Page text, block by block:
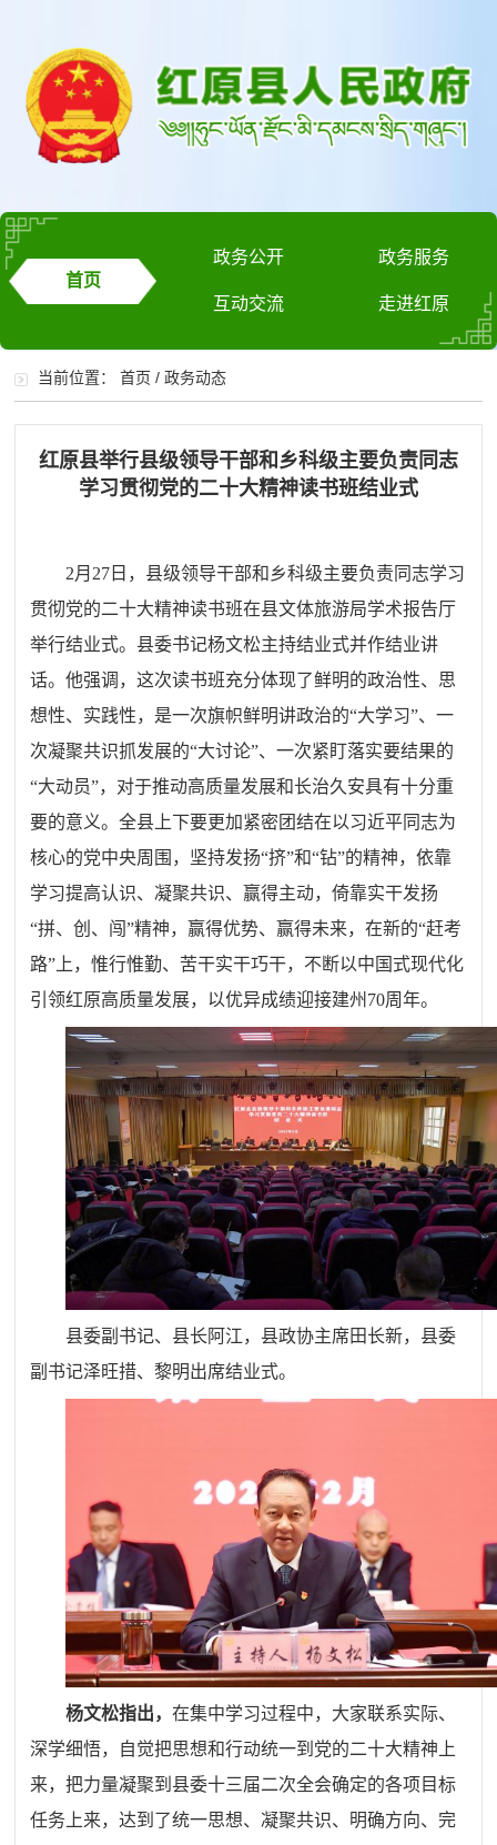
首页
政务公开 政务服务
互动交流 走进红原
当前位置：首页 /政务动态
红原县举行县级领导干部和乡科级主要负责同志
学习贯彻党的二十大精神读书班结业式
2月27日，县级领导干部和乡科级主要负责同志学习
贯彻党的二十大精神读书班在县文体旅游局学术报告厅
举行结业式。县委书记杨文松主持结业式并作结业讲
话。他强调，这次读书班充分体现了鲜明的政治性、思
想性、实践性，是一次旗帜鲜明讲政治的“大学习”、一
次凝聚共识抓发展的“大讨论”、一次紧盯落实要结果的
“大动员”，对于推动高质量发展和长治久安具有十分重
要的意义。全县上下要更加紧密团结在以习近平同志为
核心的党中央周围，坚持发扬“挤”和“钻”的精神，依靠
学习提高认识、凝聚共识、赢得主动，倚靠实干发扬
“拼、创、闯”精神，赢得优势、赢得未来，在新的“赶考
路”上，惟行惟勤、苦干实干巧干，不断以中国式现代化
引领红原高质量发展，以优异成绩迎接建州70周年。
县委副书记、县长阿江，县政协主席田长新，县委
副书记泽旺措、黎明出席结业式。
杨文松指出，在集中学习过程中，大家联系实际、
深学细悟，自觉把思想和行动统一到党的二十大精神上
来，把力量凝聚到县委十三届二次全会确定的各项目标
任务上来，达到了统一思想、凝聚共识、明确方向、完